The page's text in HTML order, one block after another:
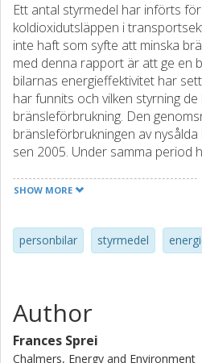
Ett antal styrmedel har införts
koldioxidutsläppen i
inte haft som syfte att minska
med denna rapport är att ge en
bilarnas energieffektivitet har
har funnits och vilken styrning
bränsleförbrukning. Den
bränsleförbrukningen av nysålda
sen 2005. Under samma period
marknaden är ett skifte från en
har bidragit till den minskade
för de sk flexifuelbilarna har ingen
som har haft en styrande effekt
fordonsskatten samt EU-kraven.
SHOW MORE
personbilar styrmedel
Author
Frances Sprei
Chalmers, Energy and Environment